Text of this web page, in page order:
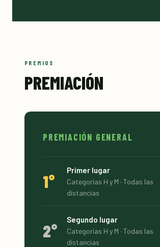
PREMIOS
PREMIACIÓN
PREMIACIÓN GENERAL
1°
Primer lugar
Categorías H y M · Todas las
distancias
2°
Segundo lugar
Categorías H y M · Todas las
distancias